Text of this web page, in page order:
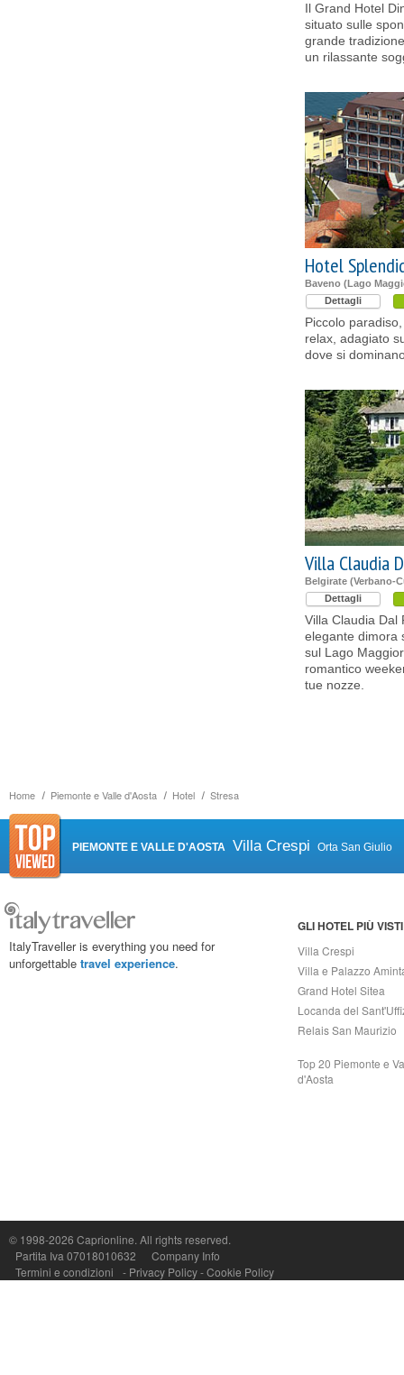
Home Piemonte e Valle d'Aosta Hotel Stresa
Il Grand Hotel
situato sulle
grande
un rilassante
Hotel
Baveno (Lago
Dettagli
Piccolo
relax, adagiato
dove si
Villa Claudia
Belgirate (Verbano-
Dettagli
Villa Claudia Dal
elegante dimora
sul Lago
romantico
tue nozze.
PIEMONTE E VALLE D'AOSTA Villa Crespi Orta San Giulio
ItalyTraveller is everything you need for
unforgettable travel experience.
GLI HOTEL PIÙ VISTI
Villa Crespi
Villa e Palazzo
Grand Hotel Sitea
Locanda del
Relais San Maurizio
Top 20 Piemonte e
d'Aosta
© 1998-2026 Caprionline. All rights reserved.
Partita Iva 07018010632
Company Info
Termini e condizioni
- Privacy Policy-Cookie Policy
P.Iva, C.F. e n.Reg.Imprese Napoli: 07018010632 - Rea n.557643